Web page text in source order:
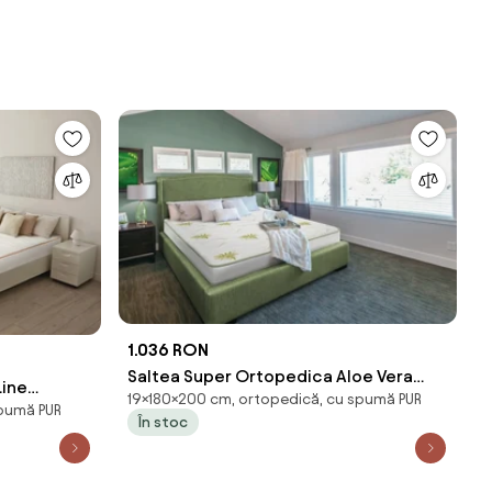
PUR
1.036 RON
Saltea Super Ortopedica Aloe Vera
Essential 180x200x19 cm
19×180×200 cm, ortopedică, cu spumă PUR
În stoc